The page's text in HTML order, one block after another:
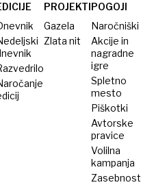
PROJEKTI
Gazela
Zlata nit
POGOJI
Naročniški
Akcije in
nagradne
igre
Spletno
mesto
Piškotki
Avtorske
pravice
Volilna
kampanja
Zasebnost